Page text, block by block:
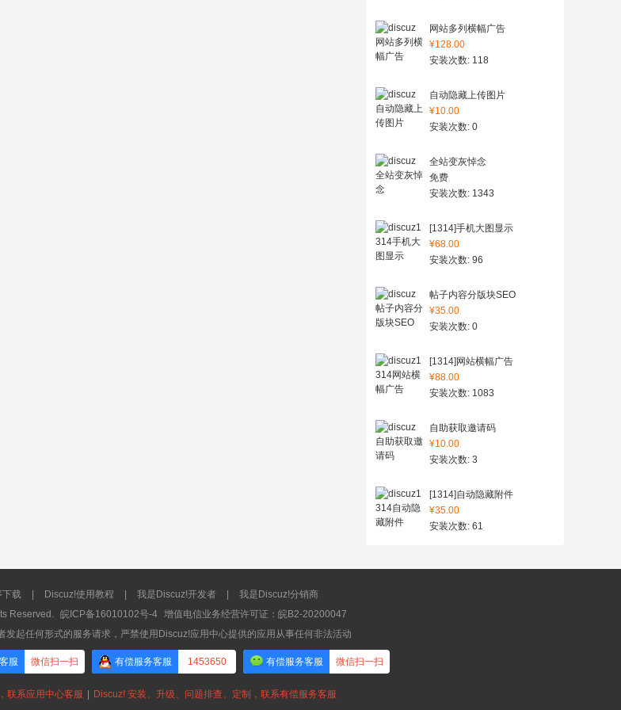
网站多列横幅广告
¥128.00
安装次数: 118
自动隐藏上传图片
¥10.00
安装次数: 0
全站变灰悼念
免费
安装次数: 1343
[1314]手机大图显示
¥68.00
安装次数: 96
帖子内容分版块SEO
¥35.00
安装次数: 0
[1314]网站横幅广告
¥88.00
安装次数: 1083
自助获取邀请码
¥10.00
安装次数: 3
[1314]自动隐藏附件
¥35.00
安装次数: 61
下载 Discuz!使用教程 我是Discuz!开发者
我是Discuz!分销商
Reserved. 皖ICP备16010102号-4
增值电信业务经营许可证：皖B2-20200047
发起任何形式的服务请求，严禁使用Discuz!应用中心提供的应用从事任何非法活动
服 微信扫一扫 有偿服务客服 1453650 有偿服务客服 微信扫一扫
联系应用中心客服 Discuz! 安装、升级、问题排查、定制，联系有偿服务客服